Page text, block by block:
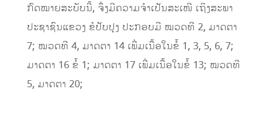
ກົດໝາຍສະບັບນີ້, ຈຶ່ງມີຄວາມຈໍາເປັນສະເໜີ ເຖິງສະພາ
ປະຊາຊົນແຂວງ ຂໍປັບປຸງ ປະກອບມີ ໝວດທີ 2, ມາດຕາ
7; ໝວດທີ 4, ມາດຕາ 14 ເພີ່ມເນື້ອໃນຂໍ້ 1, 3, 5, 6, 7;
ມາດຕາ 16 ຂໍ້ 1; ມາດຕາ 17 ເພີ່ມເນື້ອໃນຂໍ້ 13; ໝວດທີ
5, ມາດຕາ 20;